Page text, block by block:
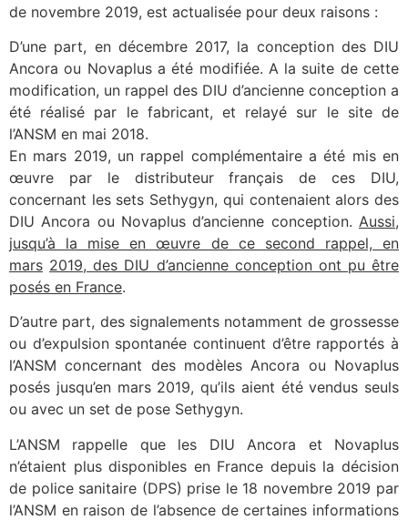
de novembre 2019, est actualisée pour deux raisons :
D’une part, en décembre 2017, la conception des DIU
Ancora ou Novaplus a été modifiée. A la suite de cette
modification, un rappel des DIU d’ancienne conception a
été réalisé par le fabricant, et relayé sur le site de
l’ANSM en mai 2018.
En mars 2019, un rappel complémentaire a été mis en
œuvre par le distributeur français de ces DIU,
concernant les sets Sethygyn, qui contenaient alors des
DIU Ancora ou Novaplus d’ancienne conception. Aussi,
jusqu’à la mise en œuvre de ce second rappel, en
mars 2019, des DIU d’ancienne conception ont pu être
posés en France.
D’autre part, des signalements notamment de grossesse
ou d’expulsion spontanée continuent d’être rapportés à
l’ANSM concernant des modèles Ancora ou Novaplus
posés jusqu’en mars 2019, qu’ils aient été vendus seuls
ou avec un set de pose Sethygyn.
L’ANSM rappelle que les DIU Ancora et Novaplus
n’étaient plus disponibles en France depuis la décision
de police sanitaire (DPS) prise le 18 novembre 2019 par
l’ANSM en raison de l’absence de certaines informations